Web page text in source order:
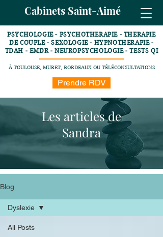
Cabinets Saint-Aimé
PSYCHOLOGIE - PSYCHOTHERAPIE - THERAPIE
DE COUPLE - SEXOLOGIE - HYPNOTHERAPIE -
TDAH - EMDR - NEUROPSYCHOLOGIE - TESTS QI
À TOULOUSE, MURET, BORDEAUX OU TÉLÉCONSULTATIONS
Prendre RDV
Les articles de
Sandra
Blog
All Posts
Dyslexie